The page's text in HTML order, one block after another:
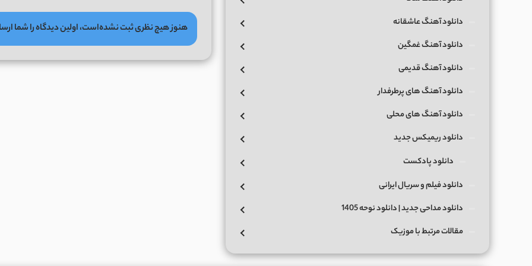
هنوز هیچ نظری ثبت نشده‌است، اولین دیدگاه را شما
دانلود آهنگ عاشقانه
دانلود آهنگ غمگین
دانلود آهنگ قدیمی
دانلود آهنگ های پرطرفدار
دانلود آهنگ های محلی
دانلود ریمیکس جدید
دانلود پادکست
دانلود فیلم و سریال ایرانی
دانلود مداحی جدید | دانلود نوحه 1405
مقالات مرتبط با موزیک